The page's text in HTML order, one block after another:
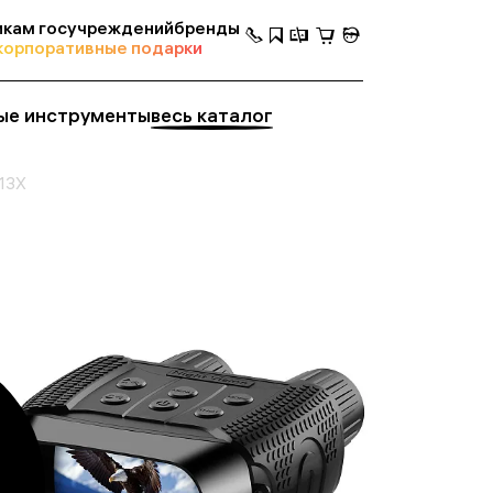
госучрежденийбренды
подарки
инструментывесь каталог